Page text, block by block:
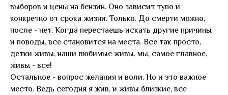
выборов и цены на бензин. Оно зависит тупо и
конкретно от срока жизни. Только. До смерти можно,
после - нет. Когда перестаешь искать другие причины
и поводы, все становится на места. Все так просто,
детки живы, наши любимые живы, мы, самое главное,
живы - все!
Остальное - вопрос желания и воли. Но и это важное
место. Ведь сегодня я жив, и живы близкие, все